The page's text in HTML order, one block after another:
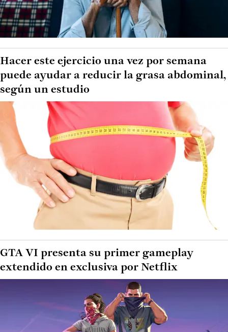
Hacer este ejercicio una vez por semana
puede ayudar a reducir la grasa abdominal,
según un estudio
GTA VI presenta su primer gameplay
extendido en exclusiva por Netflix